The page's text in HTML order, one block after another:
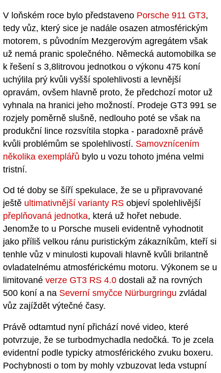
V loňském roce bylo představeno Porsche 911 GT3,
tedy vůz, který sice je nadále osazen atmosférickým
motorem, s původním Mezgerovým agregátem však
už nemá pranic společného. Německá automobilka se
k řešení s 3,8litrovou jednotkou o výkonu 475 koní
uchýlila prý kvůli vyšší spolehlivosti a levnější
opravám, ovšem hlavně proto, že předchozí motor už
vyhnala na hranici jeho možností. Prodeje GT3 991 se
rozjely poměrně slušně, nedlouho poté se však na
produkční lince rozsvítila stopka - paradoxně právě
kvůli problémům se spolehlivostí. Samovznícením
několika exemplářů bylo u vozu tohoto jména velmi
tristní.
Od té doby se šíří spekulace, že se u připravované
ještě ultimativnější varianty RS objeví spolehlivější
přeplňovaná jednotka, která už hořet nebude.
Jenomže to u Porsche museli evidentně vyhodnotit
jako příliš velkou ránu puristickým zákazníkům, kteří si
tenhle vůz v minulosti kupovali hlavně kvůli brilantně
ovladatelnému atmosférickému motoru. Výkonem se u
limitované verze GT3 RS 4.0 dostali až na rovných
500 koní a na Severní smyčce Nürburgringu zvládal
vůz zajíždět výtečné časy.
Právě odtamtud nyní přichází nové video, které
potvrzuje, že se turbodmychadla nedočká. To je zcela
evidentní podle typicky atmosférického zvuku boxeru.
Pochybnosti o tom by mohly vzbuzovat leda vstupní